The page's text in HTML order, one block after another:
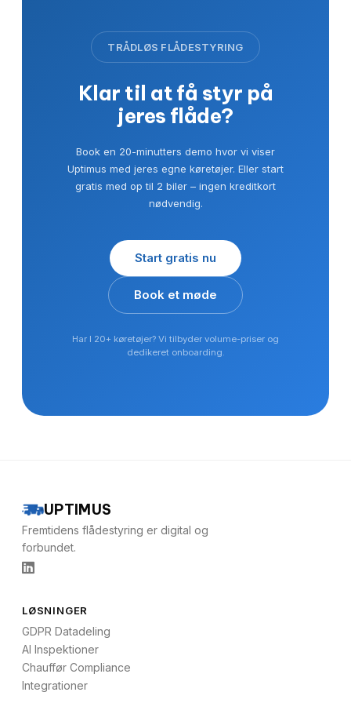
TRÅDLØS FLÅDESTYRING
Klar til at få styr på
jeres flåde?
Book en 20-minutters demo hvor vi viser
Uptimus med jeres egne køretøjer. Eller start
gratis med op til 2 biler – ingen kreditkort
nødvendig.
Start gratis nu
Book et møde
Har I 20+ køretøjer? Vi tilbyder volume-priser og
dedikeret onboarding.
UPTIMUS
Fremtidens flådestyring er digital og
forbundet.
LØSNINGER
GDPR Datadeling
AI Inspektioner
Chauffør Compliance
Integrationer